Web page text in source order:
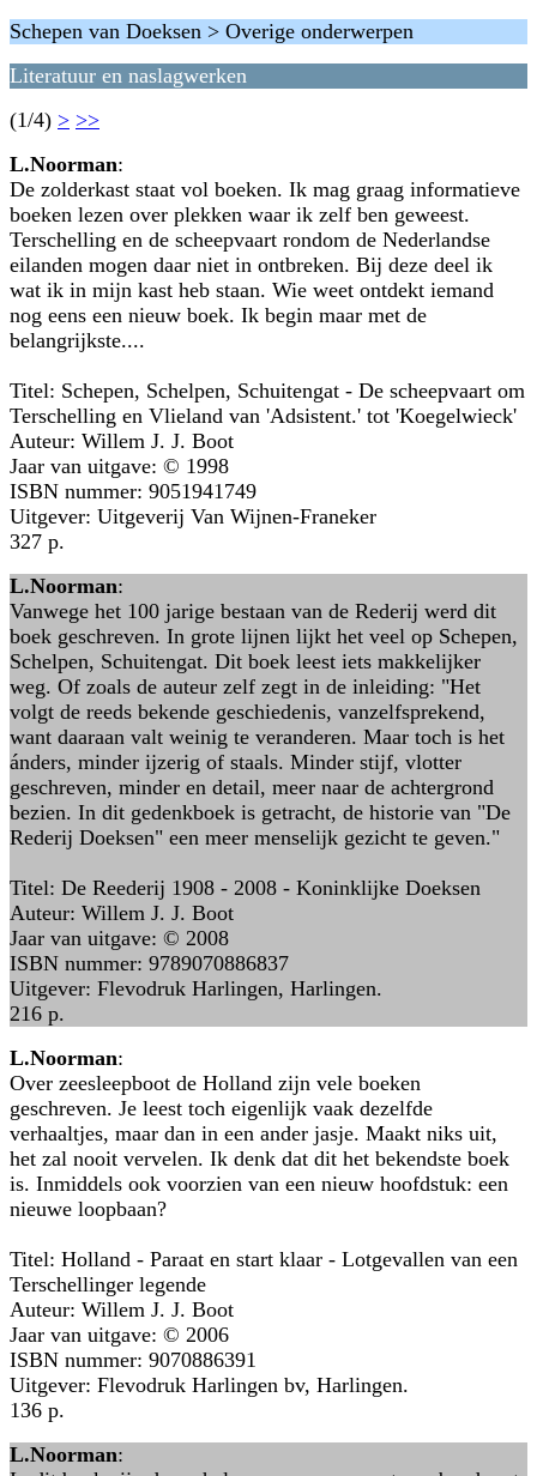
Schepen van Doeksen > Overige onderwerpen
Literatuur en naslagwerken
(1/4) > >>
L.Noorman:
De zolderkast staat vol boeken. Ik mag graag informatieve
boeken lezen over plekken waar ik zelf ben geweest.
Terschelling en de scheepvaart rondom de Nederlandse
eilanden mogen daar niet in ontbreken. Bij deze deel ik
wat ik in mijn kast heb staan. Wie weet ontdekt iemand
nog eens een nieuw boek. Ik begin maar met de
belangrijkste....
Titel: Schepen, Schelpen, Schuitengat - De scheepvaart om
Terschelling en Vlieland van 'Adsistent.' tot 'Koegelwieck'
Auteur: Willem J. J. Boot
Jaar van uitgave: © 1998
ISBN nummer: 9051941749
Uitgever: Uitgeverij Van Wijnen-Franeker
327 p.
L.Noorman:
Vanwege het 100 jarige bestaan van de Rederij werd dit
boek geschreven. In grote lijnen lijkt het veel op Schepen,
Schelpen, Schuitengat. Dit boek leest iets makkelijker
weg. Of zoals de auteur zelf zegt in de inleiding: "Het
volgt de reeds bekende geschiedenis, vanzelfsprekend,
want daaraan valt weinig te veranderen. Maar toch is het
ánders, minder ijzerig of staals. Minder stijf, vlotter
geschreven, minder en detail, meer naar de achtergrond
bezien. In dit gedenkboek is getracht, de historie van "De
Rederij Doeksen" een meer menselijk gezicht te geven."
Titel: De Reederij 1908 - 2008 - Koninklijke Doeksen
Auteur: Willem J. J. Boot
Jaar van uitgave: © 2008
ISBN nummer: 9789070886837
Uitgever: Flevodruk Harlingen, Harlingen.
216 p.
L.Noorman:
Over zeesleepboot de Holland zijn vele boeken
geschreven. Je leest toch eigenlijk vaak dezelfde
verhaaltjes, maar dan in een ander jasje. Maakt niks uit,
het zal nooit vervelen. Ik denk dat dit het bekendste boek
is. Inmiddels ook voorzien van een nieuw hoofdstuk: een
nieuwe loopbaan?
Titel: Holland - Paraat en start klaar - Lotgevallen van een
Terschellinger legende
Auteur: Willem J. J. Boot
Jaar van uitgave: © 2006
ISBN nummer: 9070886391
Uitgever: Flevodruk Harlingen bv, Harlingen.
136 p.
L.Noorman: